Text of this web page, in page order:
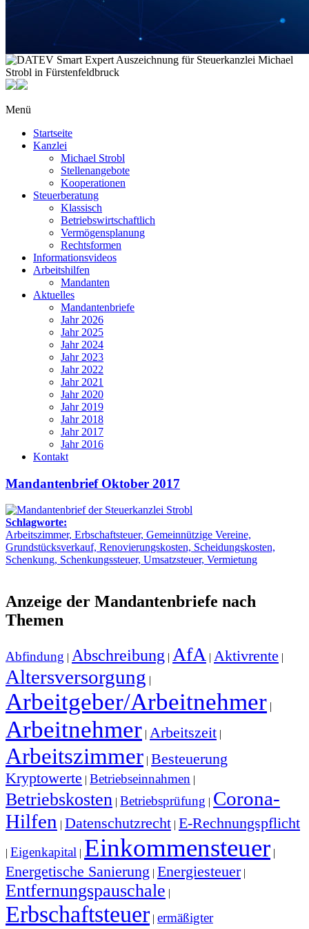
Menü
Startseite
Kanzlei
Michael Strobl
Stellenangebote
Kooperationen
Steuerberatung
Klassisch
Betriebswirtschaftlich
Vermögensplanung
Rechtsformen
Informationsvideos
Arbeitshilfen
Mandanten
Aktuelles
Mandantenbriefe
Jahr 2026
Jahr 2025
Jahr 2024
Jahr 2023
Jahr 2022
Jahr 2021
Jahr 2020
Jahr 2019
Jahr 2018
Jahr 2017
Jahr 2016
Kontakt
Mandantenbrief Oktober 2017
Schlagworte:
Arbeitszimmer, Erbschaftsteuer, Gemeinnützige Vereine,
Grundstücksverkauf, Renovierungskosten, Scheidungskosten,
Schenkung, Schenkungssteuer, Umsatzsteuer, Vermietung
Anzeige der Mandantenbriefe nach
Themen
Abfindung | Abschreibung | AfA | Aktivrente |
Altersversorgung |
Arbeitgeber/Arbeitnehmer |
Arbeitnehmer | Arbeitszeit |
Arbeitszimmer | Besteuerung
Kryptowerte | Betriebseinnahmen |
Betriebskosten | Betriebsprüfung | Corona-
Hilfen | Datenschutzrecht | E-Rechnungspflicht
| Eigenkapital | Einkommensteuer |
Energetische Sanierung | Energiesteuer|
Entfernungspauschale |
Erbschaftsteuer | ermäßigter